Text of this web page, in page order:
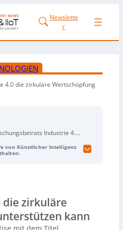
Newslette
r
4.0 die zirkuläre Wertschöpfung
Industrie 4.0
Kreislaufwirtschaft und
und
häufiger nutzen als
von Künstlicher Intelligenz
die zirkuläre
kann